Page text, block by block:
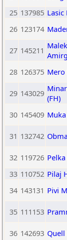
25 137985
26 123174
27 145211
28 126375 Mero
29 143029 (FH)
30 145409
31 132742
32 119726
33 110752 Pilaj
34 143131 Pivi
35 111153
36 142693